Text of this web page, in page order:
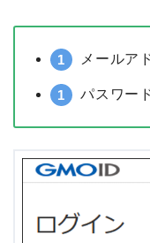
メールア
パスワー